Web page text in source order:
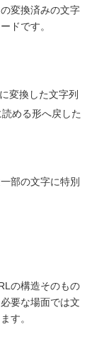
変換済みの文字
ドです。
変換した文字列
める形へ戻した
部の文字に特別
の構造そのもの
要な場面では文
す。